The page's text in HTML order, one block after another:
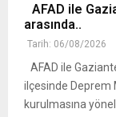
AFAD ile
arasında..
Tarih: 06/08/2026
AFAD ile
ilçesinde Deprem
kurulmasına